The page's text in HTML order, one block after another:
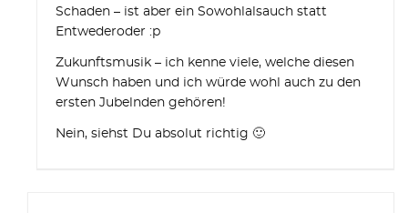
Schaden – ist aber ein Sowohlalsauch statt
Entwederoder :p
Zukunftsmusik – ich kenne viele, welche diesen
Wunsch haben und ich würde wohl auch zu den
ersten Jubelnden gehören!
Nein, siehst Du absolut richtig 🙂